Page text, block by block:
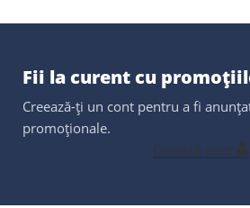
Fii la curent cu
Creează-ți un cont pentru a fi
promoționale.
Creează cont